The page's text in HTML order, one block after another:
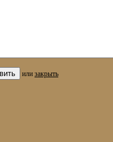
или закрыть